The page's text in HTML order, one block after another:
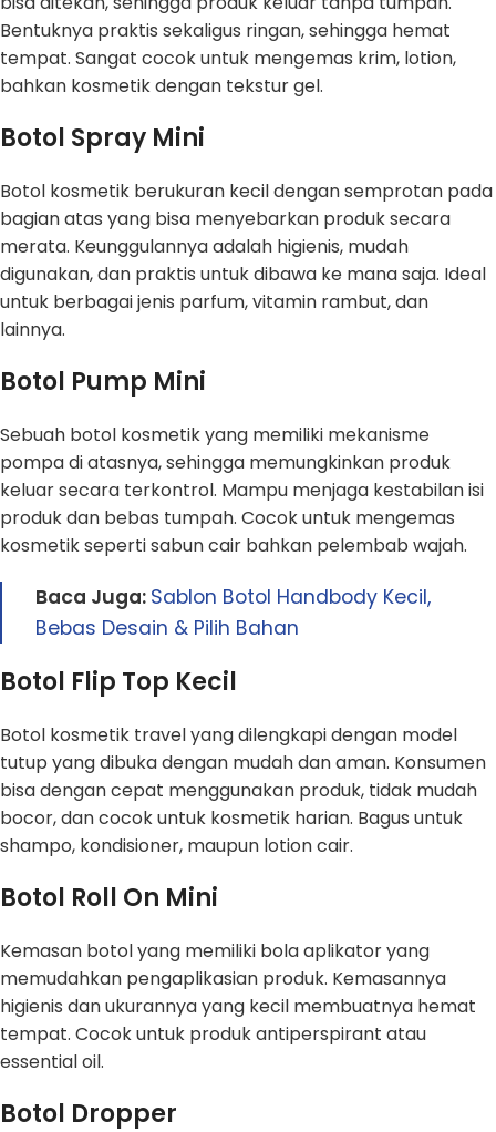
Bentuknya praktis sekaligus ringan, sehingga hemat
tempat. Sangat cocok untuk mengemas krim, lotion,
bahkan kosmetik dengan tekstur gel.
Botol Spray Mini
Botol kosmetik berukuran kecil dengan semprotan pada
bagian atas yang bisa menyebarkan produk secara
merata. Keunggulannya adalah higienis, mudah
digunakan, dan praktis untuk dibawa ke mana saja. Ideal
untuk berbagai jenis parfum, vitamin rambut, dan
lainnya.
Botol Pump Mini
Sebuah botol kosmetik yang memiliki mekanisme
pompa di atasnya, sehingga memungkinkan produk
keluar secara terkontrol. Mampu menjaga kestabilan isi
produk dan bebas tumpah. Cocok untuk mengemas
kosmetik seperti sabun cair bahkan pelembab wajah.
Baca Juga: Sablon Botol Handbody Kecil,
Bebas Desain & Pilih Bahan
Botol Flip Top Kecil
Botol kosmetik travel yang dilengkapi dengan model
tutup yang dibuka dengan mudah dan aman. Konsumen
bisa dengan cepat menggunakan produk, tidak mudah
bocor, dan cocok untuk kosmetik harian. Bagus untuk
shampo, kondisioner, maupun lotion cair.
Botol Roll On Mini
Kemasan botol yang memiliki bola aplikator yang
memudahkan pengaplikasian produk. Kemasannya
higienis dan ukurannya yang kecil membuatnya hemat
tempat. Cocok untuk produk antiperspirant atau
essential oil.
Botol Dropper